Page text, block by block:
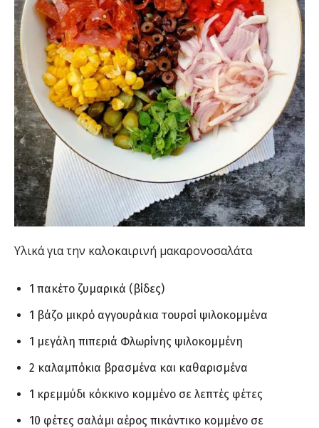
Υλικά για την καλοκαιρινή μακαρονοσαλάτα
1 πακέτο ζυμαρικά (βίδες)
1 βάζο μικρό αγγουράκια τουρσί ψιλοκομμένα
1 μεγάλη πιπεριά Φλωρίνης ψιλοκομμένη
2 καλαμπόκια βρασμένα και καθαρισμένα
1 κρεμμύδι κόκκινο κομμένο σε λεπτές φέτες
10 φέτες σαλάμι αέρος πικάντικο κομμένο σε